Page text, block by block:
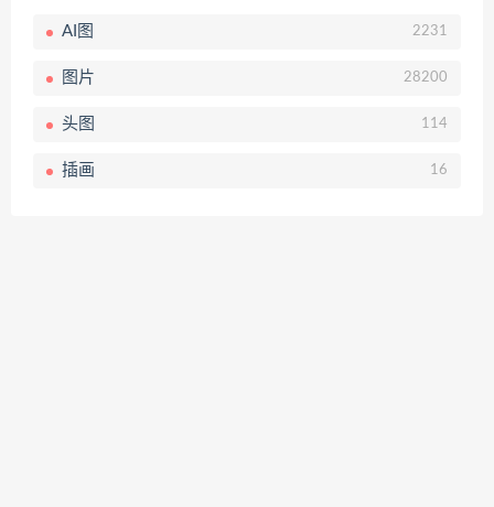
AI图 2231
图片 28200
头图 114
插画 16